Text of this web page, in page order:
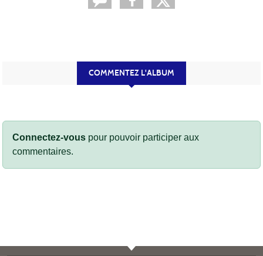
COMMENTEZ L'ALBUM
Connectez-vous pour pouvoir participer aux
commentaires.